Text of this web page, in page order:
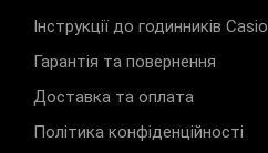
Інструкції до годинників Casio
Гарантія та повернення
Доставка та оплата
Політика конфіденційності